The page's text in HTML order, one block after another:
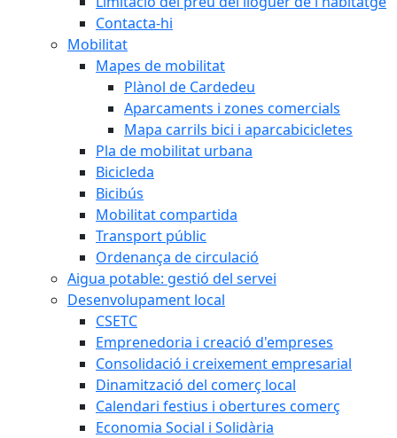
Contacta-hi
Mobilitat
Mapes de mobilitat
Plànol de Cardedeu
Aparcaments i zones comercials
Mapa carrils bici i aparcabicicletes
Pla de mobilitat urbana
Bicicleda
Bicibús
Mobilitat compartida
Transport públic
Ordenança de circulació
Aigua potable: gestió del servei
Desenvolupament local
CSETC
Emprenedoria i creació d'empreses
Consolidació i creixement empresarial
Dinamització del comerç local
Calendari festius i obertures comerç
Economia Social i Solidària